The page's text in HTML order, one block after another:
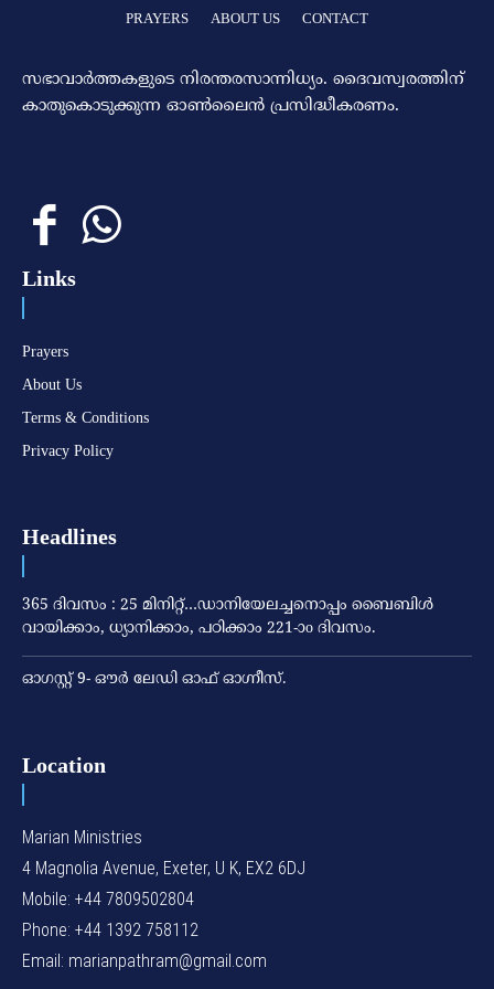
PRAYERS ABOUT US CONTACT
സഭാവാര്‍ത്തകളുടെ നിരന്തരസാന്നിധ്യം. ദൈവസ്വരത്തിന്‌
കാതുകൊടുക്കുന്ന ഓണ്‍ലൈന്‍ പ്രസിദ്ധീകരണം.
Links
Prayers
About Us
Terms & Conditions
Privacy Policy
Headlines
365 ദിവസം : 25 മിനിറ്റ്…ഡാനിയേലച്ചനൊപ്പം ബൈബിൾ
വായിക്കാം, ധ്യാനിക്കാം, പഠിക്കാം 221-ാo ദിവസം.
ഓഗസ്റ്റ് 9- ഔര്‍ ലേഡി ഓഫ് ഓഗ്നീസ്.
Location
Marian Ministries
4 Magnolia Avenue, Exeter, U K, EX2 6DJ
Mobile: +44 7809502804
Phone: +44 1392 758112
Email: marianpathram@gmail.com